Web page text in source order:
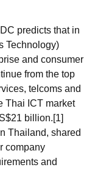
predicts that in
Technology)
and consumer
from the top
telcoms and
Thai ICT market
billion.[1]
Thailand, shared
company
and